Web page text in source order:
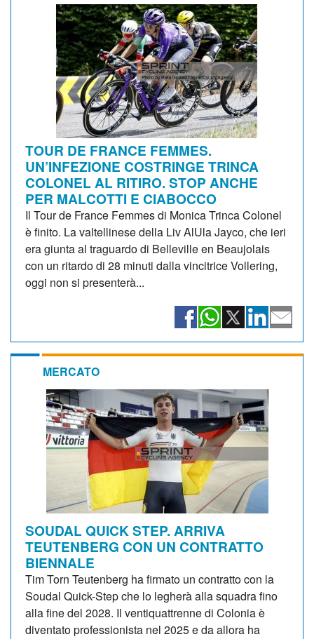
TOUR DE FRANCE FEMMES.
UN’INFEZIONE COSTRINGE TRINCA
COLONEL AL RITIRO. STOP ANCHE
PER MALCOTTI E CIABOCCO
Il Tour de France Femmes di Monica Trinca Colonel
è finito. La valtellinese della Liv AlUla Jayco, che ieri
era giunta al traguardo di Belleville en Beaujolais
con un ritardo di 28 minuti dalla vincitrice Vollering,
oggi non si presenterà...
MERCATO
SOUDAL QUICK STEP. ARRIVA
TEUTENBERG CON UN CONTRATTO
BIENNALE
Tim Torn Teutenberg ha firmato un contratto con la
Soudal Quick-Step che lo legherà alla squadra fino
alla fine del 2028. Il ventiquattrenne di Colonia è
diventato professionista nel 2025 e da allora ha